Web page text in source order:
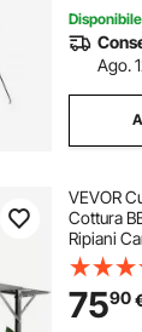
Disponibile
Ago.
VEVOR
Cottura
Ripiani
Alluminio
BBQ
7590